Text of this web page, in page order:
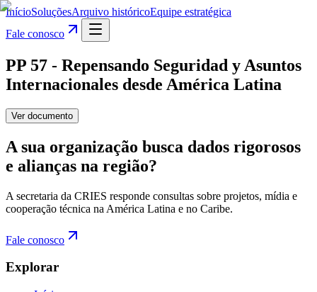
InícioSoluçõesArquivo históricoEquipe estratégica
Fale conosco
PP 57 - Repensando Seguridad y Asuntos
Internacionales desde América Latina
Ver documento
A sua organização busca dados rigorosos
e alianças na região?
A secretaria da CRIES responde consultas sobre projetos, mídia e
cooperação técnica na América Latina e no Caribe.
Fale conosco
Explorar